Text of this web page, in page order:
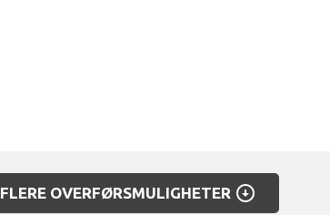
FLERE OVERFØRSMULIGHETER arrow_circle_down